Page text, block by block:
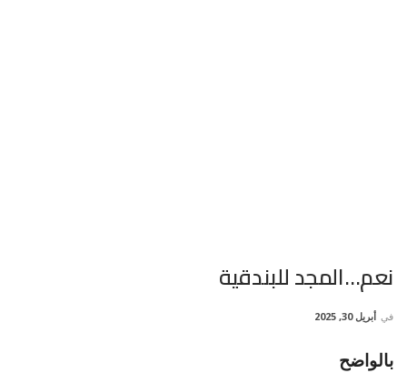
نعم…المجد للبندقية
في أبريل 30, 2025
بالواضح